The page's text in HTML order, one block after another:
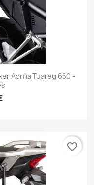
Aprilia Tuareg 660 -
favorite_border